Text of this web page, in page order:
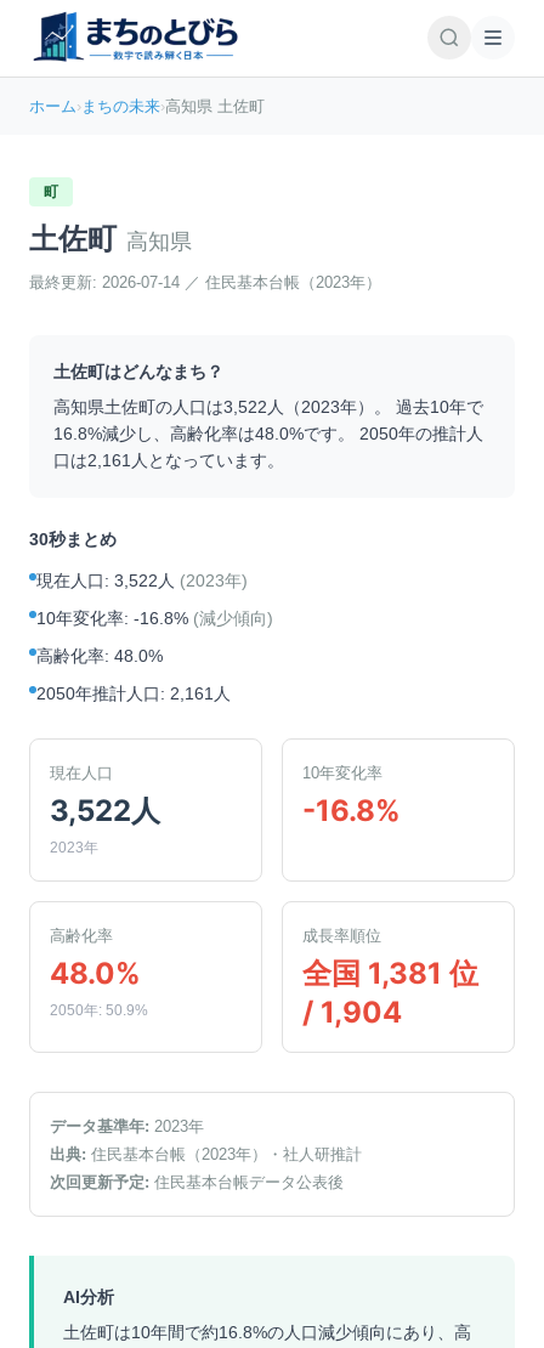
ホーム›まちの未来›高知県 土佐町
町
土佐町 高知県
最終更新: 2026-07-14 ／ 住民基本台帳（2023年）
土佐町はどんなまち？
高知県土佐町の人口は3,522 人（2023年）。 過去10年で
16.8%減少し、高齢化率は48.0%です。 2050年の推計人
口は2,161 人となっています。
30秒まとめ
現在人口: 3,522人 (2023年)
10年変化率: -16.8% (減少傾向)
高齢化率: 48.0%
2050年推計人口: 2,161人
現在人口
3,522人
2023年
10年変化率
-16.8%
高齢化率
48.0%
2050年: 50.9%
成長率順位
全国 1,381 位
/ 1,904
データ基準年: 2023年
出典: 住民基本台帳（2023年）
・社人研推計
次回更新予定: 住民基本台帳データ公表後
AI分析
土佐町は10年間で約16.8%の人口減少傾向にあり、高